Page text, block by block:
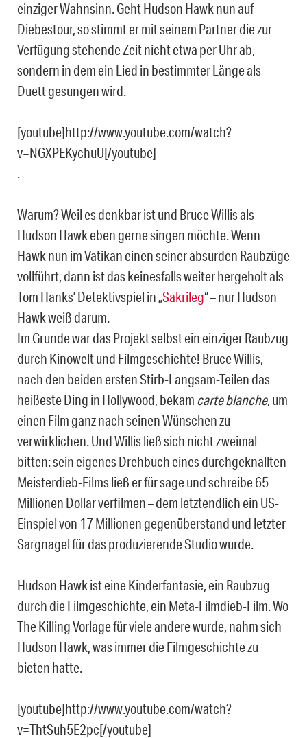
einziger Wahnsinn. Geht Hudson Hawk nun auf
Diebestour, so stimmt er mit seinem Partner die zur
Verfügung stehende Zeit nicht etwa per Uhr ab,
sondern in dem ein Lied in bestimmter Länge als
Duett gesungen wird.
[youtube]http://www.youtube.com/watch?
v=NGXPEKychuU[/youtube]
.
Warum? Weil es denkbar ist und Bruce Willis als
Hudson Hawk eben gerne singen möchte. Wenn
Hawk nun im Vatikan einen seiner absurden Raubzüge
vollführt, dann ist das keinesfalls weiter hergeholt als
Tom Hanks’ Detektivspiel in „Sakrileg“ – nur Hudson
Hawk weiß darum.
Im Grunde war das Projekt selbst ein einziger Raubzug
durch Kinowelt und Filmgeschichte! Bruce Willis,
nach den beiden ersten Stirb-Langsam-Teilen das
heißeste Ding in Hollywood, bekam carte blanche, um
einen Film ganz nach seinen Wünschen zu
verwirklichen. Und Willis ließ sich nicht zweimal
bitten: sein eigenes Drehbuch eines durchgeknallten
Meisterdieb-Films ließ er für sage und schreibe 65
Millionen Dollar verfilmen – dem letztendlich ein US-
Einspiel von 17 Millionen gegenüberstand und letzter
Sargnagel für das produzierende Studio wurde.
Hudson Hawk ist eine Kinderfantasie, ein Raubzug
durch die Filmgeschichte, ein Meta-Filmdieb-Film. Wo
The Killing Vorlage für viele andere wurde, nahm sich
Hudson Hawk, was immer die Filmgeschichte zu
bieten hatte.
[youtube]http://www.youtube.com/watch?
v=ThtSuh5E2pc[/youtube]